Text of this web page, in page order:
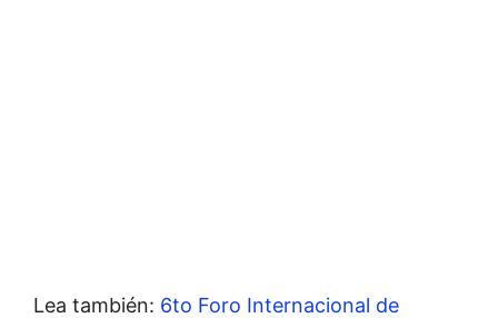
Lea también: 6to Foro Internacional de